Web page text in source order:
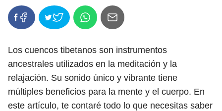
Los cuencos tibetanos son instrumentos
ancestrales utilizados en la meditación y la
relajación. Su sonido único y vibrante tiene
múltiples beneficios para la mente y el cuerpo. En
este artículo, te contaré todo lo que necesitas saber